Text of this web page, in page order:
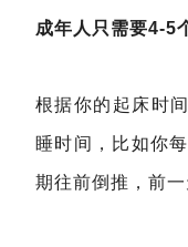
成年人只需要4-5
根据你的起床时
睡时间，比如你
期往前倒推，前